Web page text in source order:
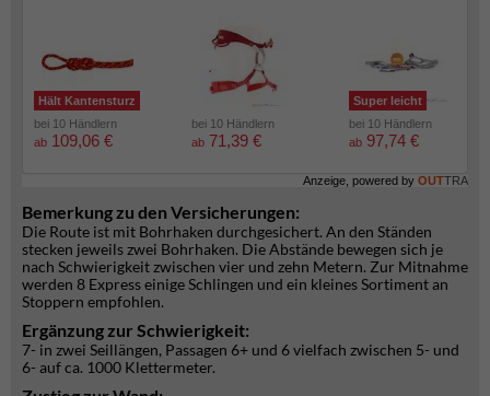
Hält Kantensturz
bei 10 Händlern
ab 109,06 €
bei 10 Händlern
ab 71,39 €
Super leicht
bei 10 Händlern
ab 97,74 €
Anzeige, powered by OUTTRA
Bemerkung zu den Versicherungen:
Die Route ist mit Bohrhaken durchgesichert. An den Ständen
stecken jeweils zwei Bohrhaken. Die Abstände bewegen sich je
nach Schwierigkeit zwischen vier und zehn Metern. Zur Mitnahme
werden 8 Express einige Schlingen und ein kleines Sortiment an
Stoppern empfohlen.
Ergänzung zur Schwierigkeit:
7- in zwei Seillängen, Passagen 6+ und 6 vielfach zwischen 5- und
6- auf ca. 1000 Klettermeter.